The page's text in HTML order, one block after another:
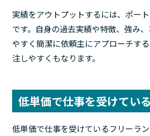
実績をアウトプットするには、ポー
です。自身の過去実績や特徴、強み
やすく簡潔に依頼主にアプローチす
注しやすくもなります。
低単価で仕事を受けている
低単価で仕事を受けているフリーラ